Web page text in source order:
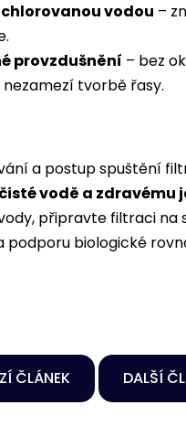
vodou –
provzdušnění – bez
tvorbě řasy.
a postup spuštění
čisté vodě a zdravému
připravte filtraci na
podporu biologické
ČLÁNEK DALŠÍ